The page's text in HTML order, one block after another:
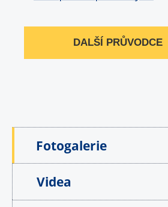
DALŠÍ PRŮVODCE
Fotogalerie
Videa